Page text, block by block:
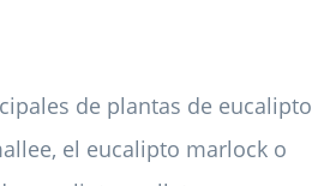
de plantas de eucalipto
el eucalipto marlock o